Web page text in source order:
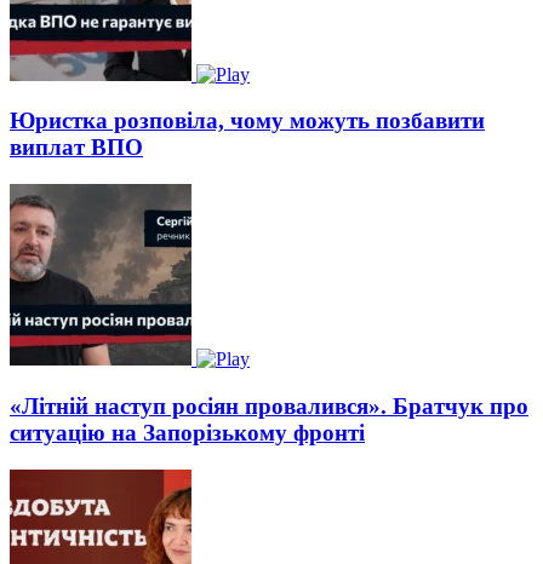
Юристка розповіла, чому можуть позбавити
виплат ВПО
«Літній наступ росіян провалився». Братчук про
ситуацію на Запорізькому фронті